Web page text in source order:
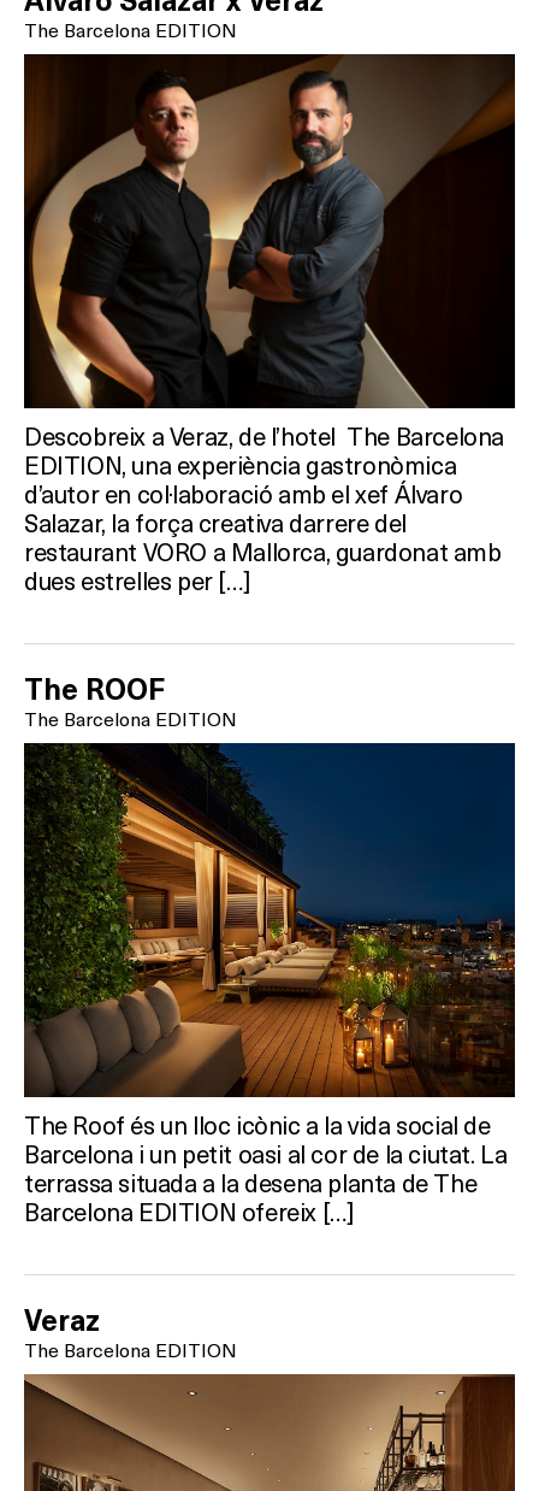
SPAS
RESTAURANTS
SALES
Activitats
On?
The Barcelona EDITION
Descobreix a Veraz, de l’hotel The Barcelona
EDITION, una experiència gastronòmica
d’autor en col·laboració amb el xef Álvaro
Salazar, la força creativa darrere del
restaurant VORO a Mallorca, guardonat amb
dues estrelles per […]
The ROOF
The Barcelona EDITION
The Roof és un lloc icònic a la vida social de
Barcelona i un petit oasi al cor de la ciutat. La
terrassa situada a la desena planta de The
Barcelona EDITION ofereix […]
Veraz
The Barcelona EDITION